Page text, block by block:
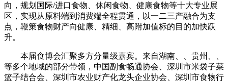
向，规划国际/进口食物、休闲食物、健康食物等十大专业展
区，实现从原料端到消费端全程贯通，以一二三产融合为支
点，鞭策食物财产向健康、精细、高附加值标的目的加快跃
升。
本届食博会汇聚多方分量级嘉宾。来自湖南、、贵州、、
等多个地域的部分带领，中国副食畅通协会、深圳市米袋子菜
篮子结合会、深圳市农业财产化龙头企业协会、深圳市食物行